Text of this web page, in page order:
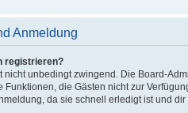
Anmeldung
registrieren?
nicht unbedingt zwingend. Die Board-
Funktionen, die Gästen nicht zur
da sie schnell erledigt ist und dir